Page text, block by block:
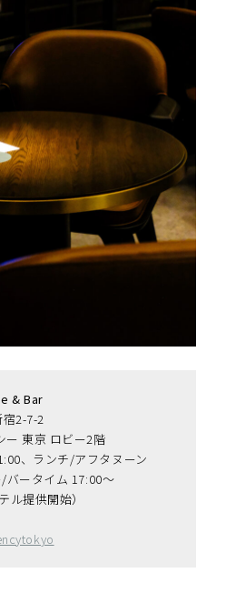
& Bar
2-7-2
ー 東京 ロビー2階
、ランチ/アフタヌーン
バータイム 17:00～
提供開始）